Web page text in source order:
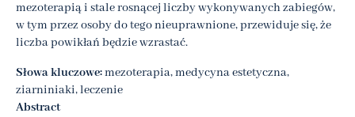
mezoterapią i stale rosnącej liczby wykonywanych zabiegów,
w tym przez osoby do tego nieuprawnione, przewiduje się, że
liczba powikłań będzie wzrastać.
Słowa kluczowe:mezoterapia, medycyna estetyczna,
ziarniniaki, leczenie
Abstract